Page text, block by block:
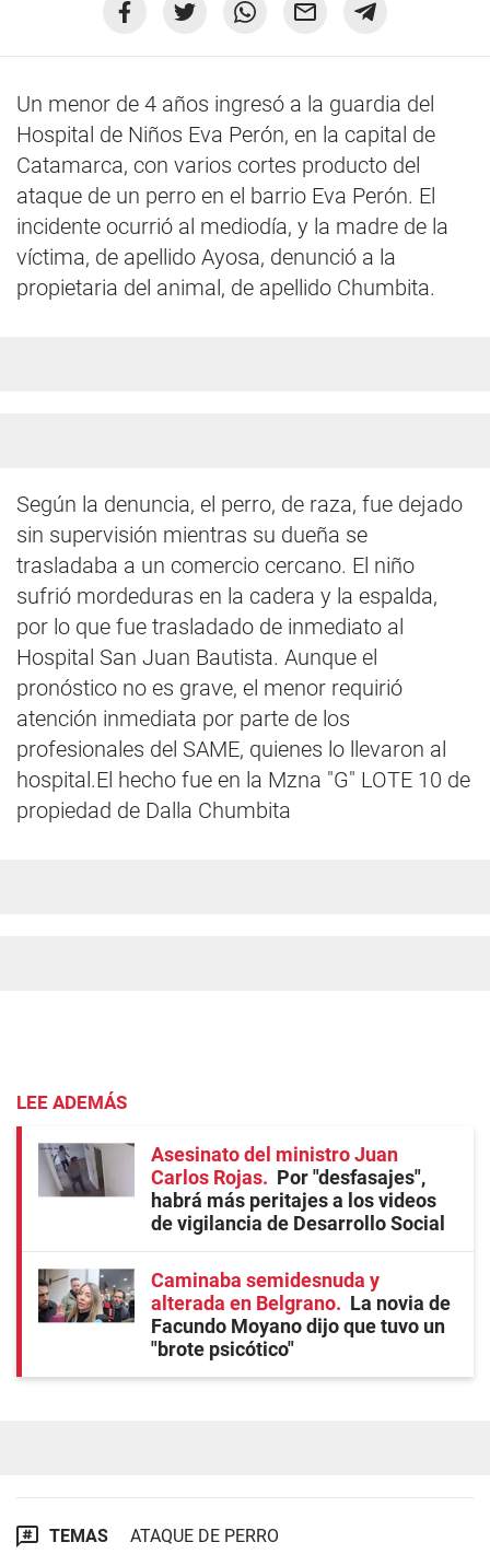
Un menor de 4 años ingresó a la guardia del
Hospital de Niños Eva Perón, en la capital de
Catamarca, con varios cortes producto del
ataque de un perro en el barrio Eva Perón. El
incidente ocurrió al mediodía, y la madre de la
víctima, de apellido Ayosa, denunció a la
propietaria del animal, de apellido Chumbita.
Según la denuncia, el perro, de raza, fue dejado
sin supervisión mientras su dueña se
trasladaba a un comercio cercano. El niño
sufrió mordeduras en la cadera y la espalda,
por lo que fue trasladado de inmediato al
Hospital San Juan Bautista. Aunque el
pronóstico no es grave, el menor requirió
atención inmediata por parte de los
profesionales del SAME, quienes lo llevaron al
hospital.El hecho fue en la Mzna "G" LOTE 10 de
propiedad de Dalla Chumbita
LEE ADEMÁS
Asesinato del ministro Juan
Carlos Rojas
Por "desfasajes",
habrá más peritajes a los videos
de vigilancia de Desarrollo Social
Caminaba semidesnuda y
alterada en Belgrano
La novia de
Facundo Moyano dijo que tuvo un
"brote psicótico"
TEMAS ATAQUE DE PERRO